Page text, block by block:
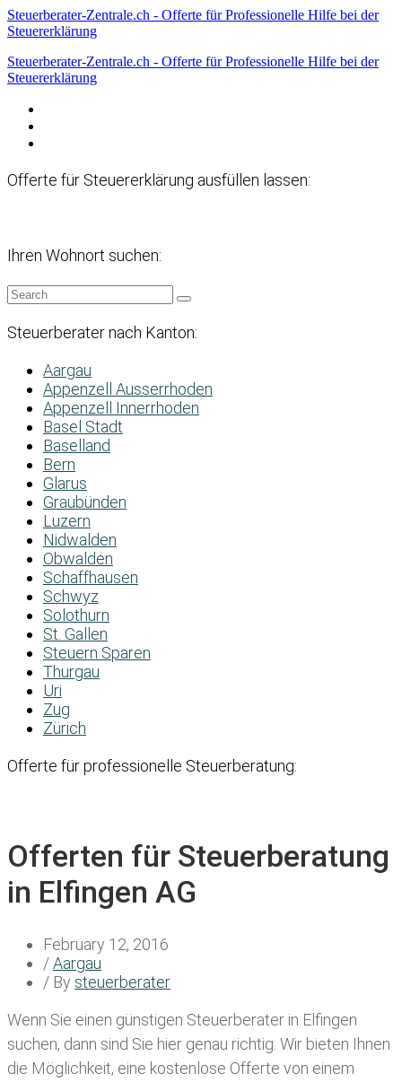
Steuerberater-Zentrale.ch - Offerte für Professionelle Hilfe bei der
Steuererklärung
Steuerberater-Zentrale.ch - Offerte für Professionelle Hilfe bei der
Steuererklärung
Offerte für Steuererklärung ausfüllen lassen:
Ihren Wohnort suchen:
Steuerberater nach Kanton:
Aargau
Appenzell Ausserrhoden
Appenzell Innerrhoden
Basel Stadt
Baselland
Bern
Glarus
Graubünden
Luzern
Nidwalden
Obwalden
Schaffhausen
Schwyz
Solothurn
St. Gallen
Steuern Sparen
Thurgau
Uri
Zug
Zürich
Offerte für professionelle Steuerberatung:
Offerten für Steuerberatung
in Elfingen AG
February 12, 2016
/Aargau
/ By steuerberater
Wenn Sie einen günstigen Steuerberater in Elfingen
suchen, dann sind Sie hier genau richtig. Wir bieten Ihnen
die Möglichkeit, eine kostenlose Offerte von einem